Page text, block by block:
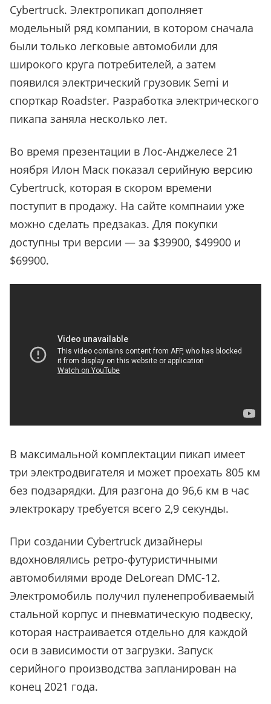
Cybertruck. Электропикап дополняет
модельный ряд компании, в котором сначала
были только легковые автомобили для
широкого круга потребителей, а затем
появился электрический грузовик Semi и
спорткар Roadster. Разработка электрического
пикапа заняла несколько лет.
Во время презентации в Лос-Анджелесе 21
ноября Илон Маск показал серийную версию
Cybertruck, которая в скором времени
поступит в продажу. На сайте компнаии уже
можно сделать предзаказ. Для покупки
доступны три версии — за $39900, $49900 и
$69900.
В максимальной комплектации пикап имеет
три электродвигателя и может проехать 805 км
без подзарядки. Для разгона до 96,6 км в час
электрокару требуется всего 2,9 секунды.
При создании Cybertruck дизайнеры
вдохновлялись ретро-футуристичными
автомобилями вроде DeLorean DMC-12.
Электромобиль получил пуленепробиваемый
стальной корпус и пневматическую подвеску,
которая настраивается отдельно для каждой
оси в зависимости от загрузки. Запуск
серийного производства запланирован на
конец 2021 года.